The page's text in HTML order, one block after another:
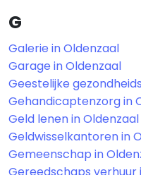
G
Galerie in Oldenzaal
Garage in Oldenzaal
Geestelijke
Gehandicaptenzorg in
Geld lenen in Oldenzaal
Geldwisselkantoren in
Gemeenschap in